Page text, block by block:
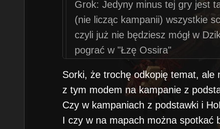
Grok: Jedyny minus tej gry jest
(nie licząc kampanii) wszystkie
czyli już nie będziesz mógł w
pograć w "Łzę Ossira"
I na to jest rada:
Wszystkie singlowe mapki
Natomiast kampanie z Podstawki
wspomniał MiB są do pobrania
Sorki, że trochę odkopię temat, ale
z tym modem na kampanie z
Czy w kampaniach z podstawki i
I czy w na mapach można spotkać